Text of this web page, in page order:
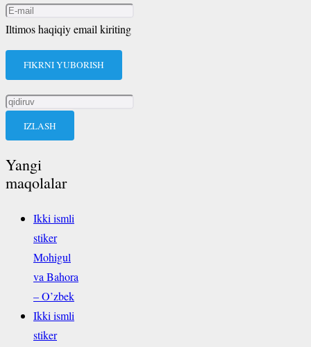
Iltimos haqiqiy email kiriting
FIKRNI YUBORISH
Qidirshish:
Yangi
maqolalar
Ikki ismli
stiker
Mohigul
va Bahora
– O’zbek
Ikki ismli
stiker